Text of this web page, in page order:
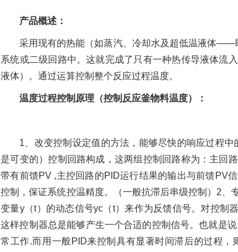
产品概述：
采用现有的热能（如蒸汽、冷却水及超低温液体——
系统或二级回路中。这就完成了只有一种热传导液体流
液体）。通过运算控制整个反应过程温度。
温度过程控制原理（控制反应釜物料温度）：
1、改变控制设定值的方法，能够尽快的响应过程
是可变的）控制回路构成，这两组控制回路称为：主回
带有前馈PV ,主控回路的PID运行结果的输出与前馈PV
控制，保证系统控温精度。（一般抗滞后串级控制）2
变量y（t）的动态信号yc（t）来作为反馈信号。对控制
这样控制器总是能够产生一个合适的控制信号。也就是
常工作.而用一般PID来控制具有显著时间滞后的过程